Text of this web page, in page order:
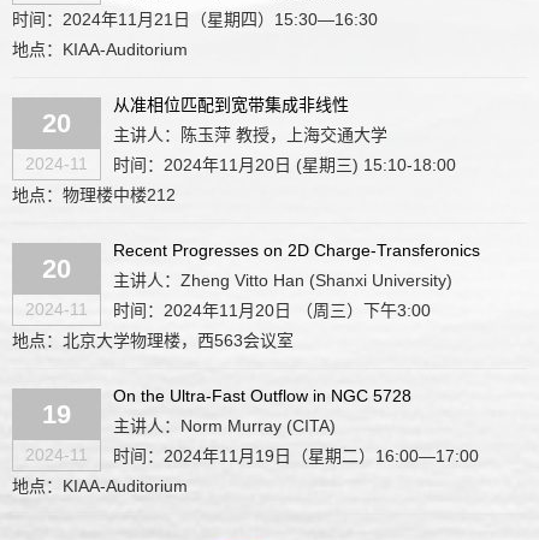
时间：2024年11月21日（星期四）15:30—16:30
地点：KIAA-Auditorium
20
2024-11
从准相位匹配到宽带集成非线性
主讲人：陈玉萍 教授，上海交通大学
时间：2024年11月20日 (星期三) 15:10-18:00
地点：物理楼中楼212
20
2024-11
Recent Progresses on 2D Charge-Transferonics
主讲人：Zheng Vitto Han (Shanxi University)
时间：2024年11月20日 （周三）下午3:00
地点：北京大学物理楼，西563会议室
19
2024-11
On the Ultra-Fast Outflow in NGC 5728
主讲人：Norm Murray (CITA)
时间：2024年11月19日（星期二）16:00—17:00
地点：KIAA-Auditorium